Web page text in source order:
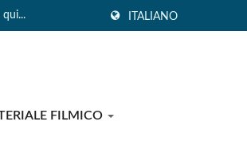
ITALIANO
FILMICO